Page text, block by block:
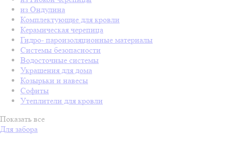
из Ондулина
Комплектующие для кровли
Керамическая черепица
Гидро- пароизоляционные материалы
Системы безопасности
Водосточные системы
Украшения для дома
Козырьки и навесы
Софиты
Утеплители для кровли
Показать все
Для забора